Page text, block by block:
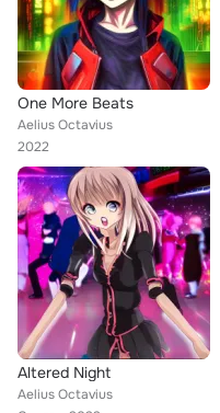
One More Beats
Aelius Octavius
2022
Altered Night
Aelius Octavius